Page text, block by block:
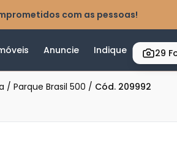
com as pessoas!
Anuncie Indique Valor
29
/ Parque Brasil 500 / Cód. 209992